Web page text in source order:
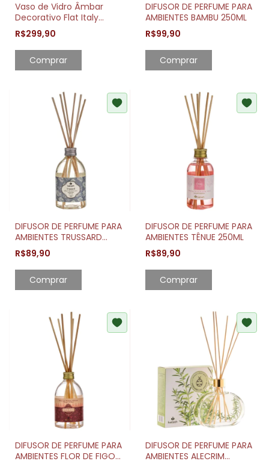
Vaso de Vidro Âmbar
Decorativo Flat Italy
19x24cm Elegante
R$299,90
DIFUSOR DE PERFUME PARA
AMBIENTES BAMBU 250ML
R$99,90
DIFUSOR DE PERFUME PARA
AMBIENTES TRUSSARD
250ML
R$89,90
DIFUSOR DE PERFUME PARA
AMBIENTES TÊNUE 250ML
R$89,90
DIFUSOR DE PERFUME PARA
AMBIENTES FLOR DE FIGO
DIFUSOR DE PERFUME PARA
AMBIENTES ALECRIM